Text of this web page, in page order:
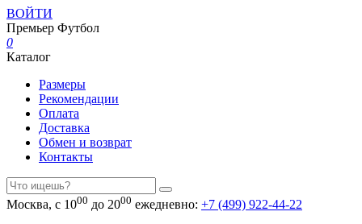
ВОЙТИ
Премьер Футбол
0
Каталог
Размеры
Рекомендации
Оплата
Доставка
Обмен и возврат
Контакты
Москва, с 1000 до 2000 ежедневно: +7 (499) 922-44-22